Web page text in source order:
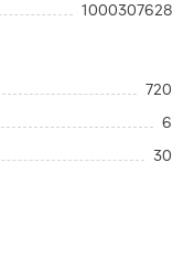
1000307628
720
6
30